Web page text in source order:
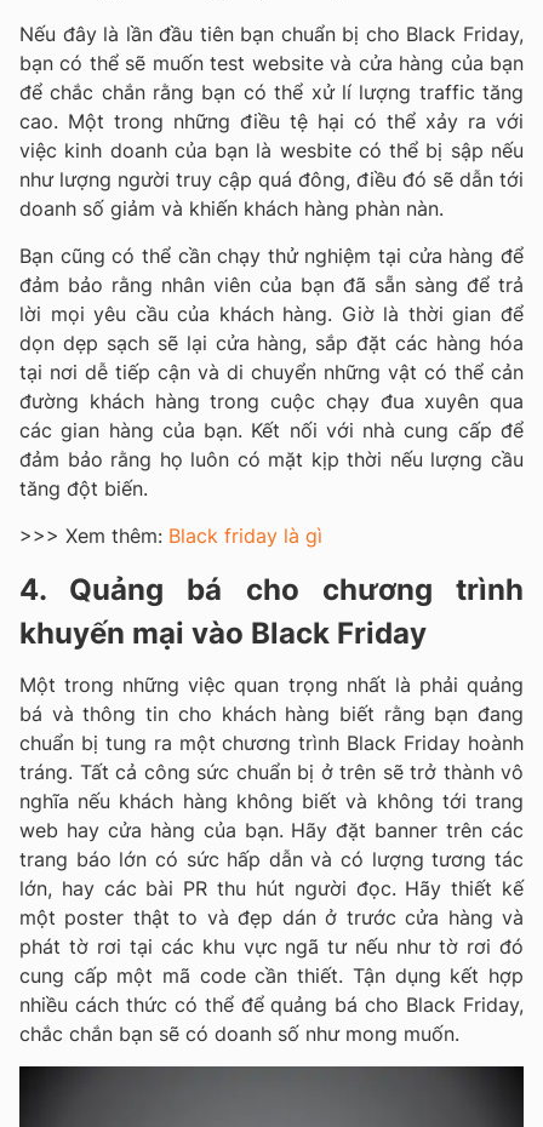
Nếu đây là lần đầu tiên bạn chuẩn bị cho Black Friday,
bạn có thể sẽ muốn test website và cửa hàng của bạn
để chắc chắn rằng bạn có thể xử lí lượng traffic tăng
cao. Một trong những điều tệ hại có thể xảy ra với
việc kinh doanh của bạn là wesbite có thể bị sập nếu
như lượng người truy cập quá đông, điều đó sẽ dẫn tới
doanh số giảm và khiến khách hàng phàn nàn.
Bạn cũng có thể cần chạy thử nghiệm tại cửa hàng để
đảm bảo rằng nhân viên của bạn đã sẵn sàng để trả
lời mọi yêu cầu của khách hàng. Giờ là thời gian để
dọn dẹp sạch sẽ lại cửa hàng, sắp đặt các hàng hóa
tại nơi dễ tiếp cận và di chuyển những vật có thể cản
đường khách hàng trong cuộc chạy đua xuyên qua
các gian hàng của bạn. Kết nối với nhà cung cấp để
đảm bảo rằng họ luôn có mặt kịp thời nếu lượng cầu
tăng đột biến.
>>> Xem thêm: Black friday là gì
4. Quảng bá cho chương trình
khuyến mại vào Black Friday
Một trong những việc quan trọng nhất là phải quảng
bá và thông tin cho khách hàng biết rằng bạn đang
chuẩn bị tung ra một chương trình Black Friday hoành
tráng. Tất cả công sức chuẩn bị ở trên sẽ trở thành vô
nghĩa nếu khách hàng không biết và không tới trang
web hay cửa hàng của bạn. Hãy đặt banner trên các
trang báo lớn có sức hấp dẫn và có lượng tương tác
lớn, hay các bài PR thu hút người đọc. Hãy thiết kế
một poster thật to và đẹp dán ở trước cửa hàng và
phát tờ rơi tại các khu vực ngã tư nếu như tờ rơi đó
cung cấp một mã code cần thiết. Tận dụng kết hợp
nhiều cách thức có thể để quảng bá cho Black Friday,
chắc chắn bạn sẽ có doanh số như mong muốn.